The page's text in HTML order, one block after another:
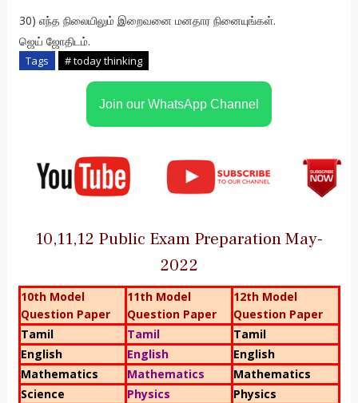
30) எந்த நிலையிலும் இறைவனை மனதார நினையுங்கள்.
ஜெய் ஜோதிடம்.
Tags # today thinking
Join our WhatsApp Channel
10,11,12 Public Exam Preparation May-
2022
10th Model
Question Paper
11th Model
Question Paper
12th Model
Question Paper
Tamil
Tamil
Tamil
English
English
English
Mathematics
Mathematics
Mathematics
Science
Physics
Physics